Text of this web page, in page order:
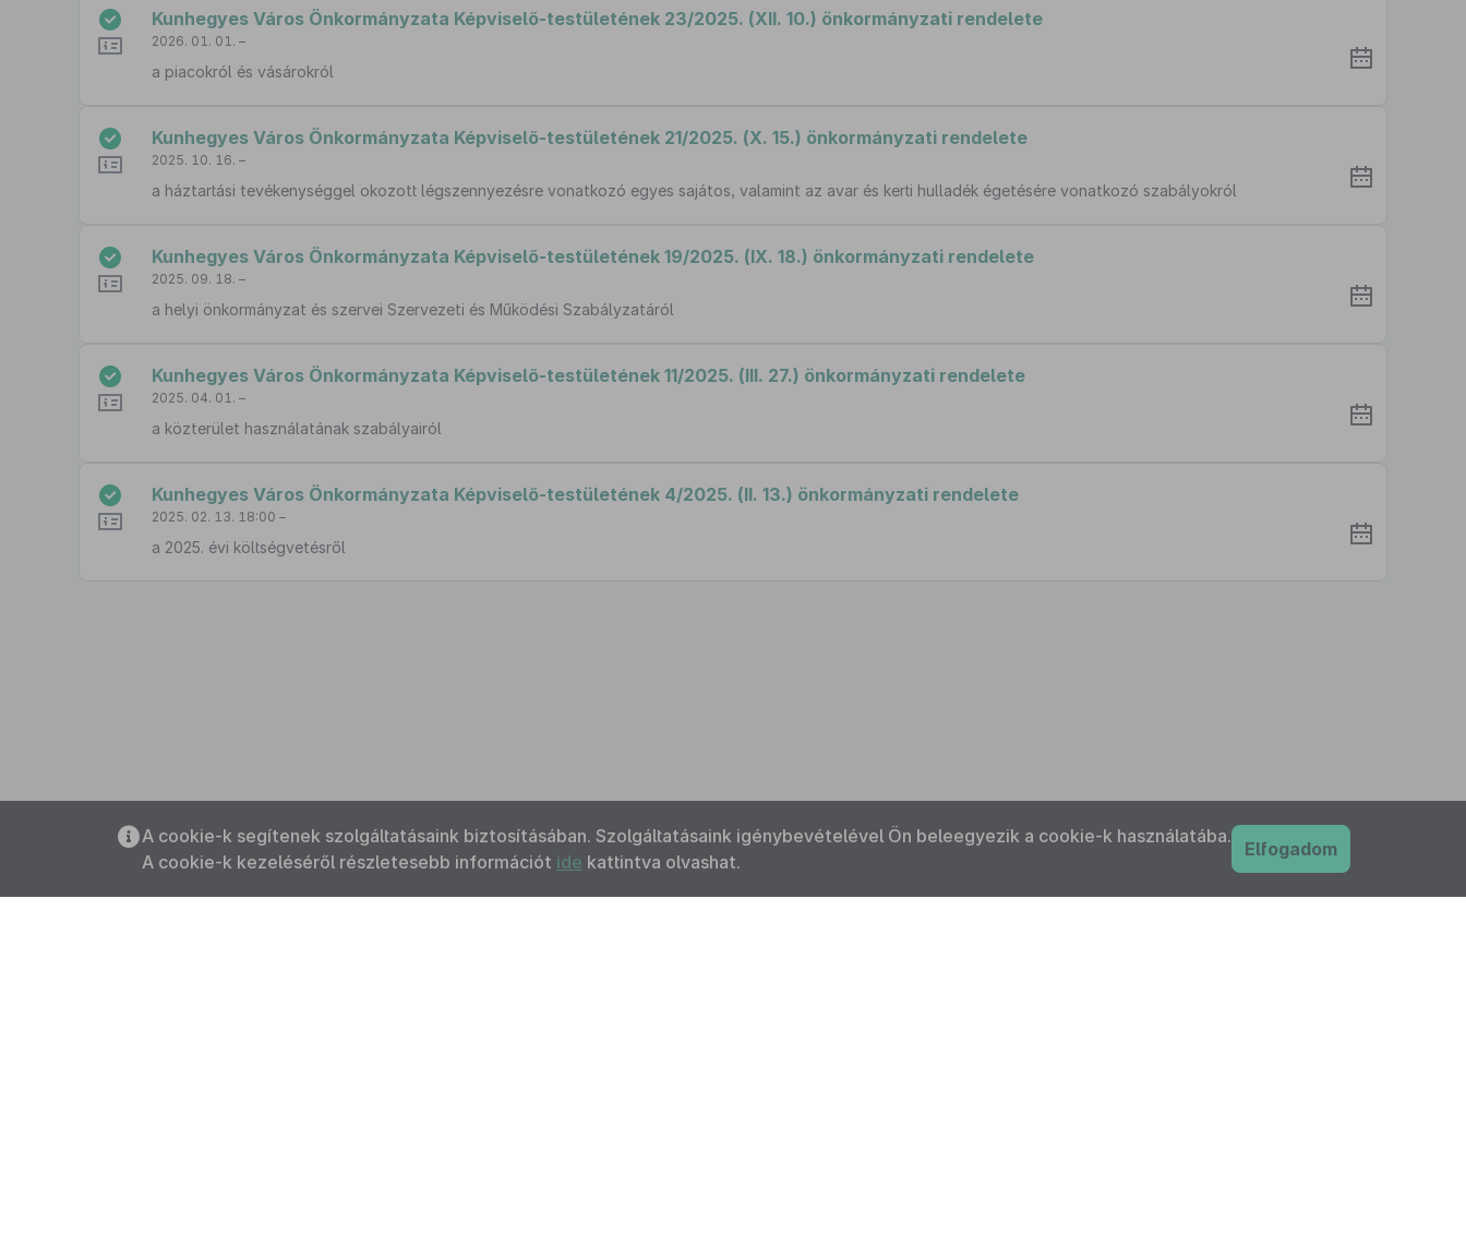
Kunhegyes Város Önkormányzata Képviselő-testületének 23/2025. (XII. 10.) önkormányzati rendelete
2026. 01. 01. –
a piacokról és vásárokról
Kunhegyes Város Önkormányzata Képviselő-testületének 21/2025. (X. 15.) önkormányzati rendelete
2025. 10. 16. –
a háztartási tevékenységgel okozott légszennyezésre vonatkozó egyes sajátos, valamint az avar és kerti hulladék égetésére vonatkozó szabályokról
Kunhegyes Város Önkormányzata Képviselő-testületének 19/2025. (IX. 18.) önkormányzati rendelete
2025. 09. 18. –
a helyi önkormányzat és szervei Szervezeti és Működési Szabályzatáról
Kunhegyes Város Önkormányzata Képviselő-testületének 11/2025. (III. 27.) önkormányzati rendelete
2025. 04. 01. –
a közterület használatának szabályairól
Kunhegyes Város Önkormányzata Képviselő-testületének 4/2025. (II. 13.) önkormányzati rendelete
2025. 02. 13. 18:00 –
a 2025. évi költségvetésről
A cookie-k segítenek szolgáltatásaink biztosításában. Szolgáltatásaink igénybevételével Ön beleegyezik a cookie-k használatába.
A cookie-k kezeléséről részletesebb információt ide kattintva olvashat.
Elfogadom